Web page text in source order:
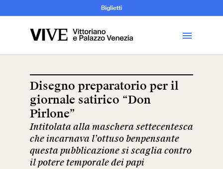
Biglietti
News
Biglietti
Disegno preparatorio per il
giornale satirico “Don
Pirlone”
Intitolata alla maschera settecentesca
che incarnava l’ottuso benpensante
questa pubblicazione si scaglia contro
il potere temporale dei papi